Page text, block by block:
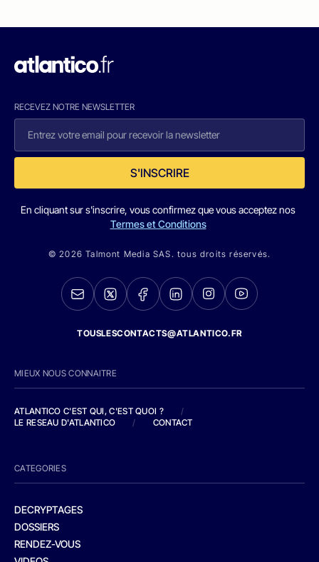
RECEVEZ NOTRE NEWSLETTER
S'INSCRIRE
En cliquant sur s'inscrire, vous confirmez que vous acceptez nos
Termes et Conditions
© 2026 Talmont Media SAS. tous droits réservés.
TOUSLESCONTACTS@ATLANTICO.FR
MIEUX NOUS CONNAITRE
ATLANTICO C'EST QUI, C'EST QUOI ?
/
LE RESEAU D'ATLANTICO
/ CONTACT
CATEGORIES
DECRYPTAGES
DOSSIERS
RENDEZ-VOUS